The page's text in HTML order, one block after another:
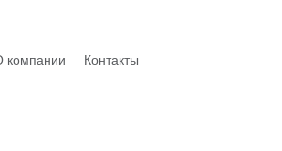
компании Контакты